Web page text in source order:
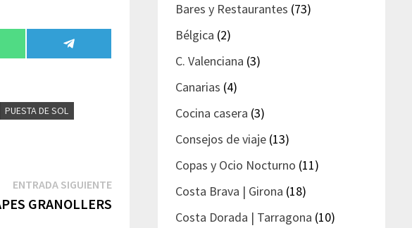
Compartir
en
PUESTA DE SOL
ENTRADA SIGUIENTEEntrada
GRANOLLERS
Bares y Restaurantes (73)
Bélgica (2)
C. Valenciana (3)
Canarias (4)
Cocina casera (3)
Consejos de viaje (13)
Copas y Ocio Nocturno (11)
Costa Brava | Girona (18)
Costa Dorada | Tarragona (10)